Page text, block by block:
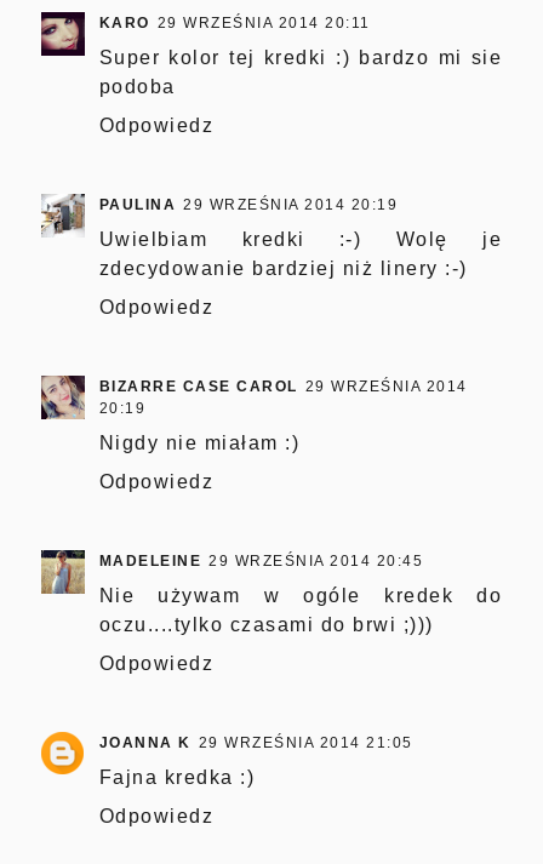
KARO 29 WRZEŚNIA 2014 20:11
Super kolor tej kredki :) bardzo mi sie
podoba
Odpowiedz
PAULINA 29 WRZEŚNIA 2014 20:19
Uwielbiam kredki :-) Wolę je
zdecydowanie bardziej niż linery :-)
Odpowiedz
BIZARRE CASE CAROL 29 WRZEŚNIA 2014
20:19
Nigdy nie miałam :)
Odpowiedz
MADELEINE 29 WRZEŚNIA 2014 20:45
Nie używam w ogóle kredek do
oczu....tylko czasami do brwi ;)))
Odpowiedz
JOANNA K 29 WRZEŚNIA 2014 21:05
Fajna kredka :)
Odpowiedz